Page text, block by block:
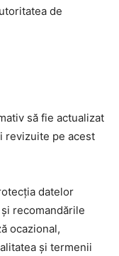
de
să fie actualizat
revizuite pe acest
datelor
recomandările
ocazional,
și termenii